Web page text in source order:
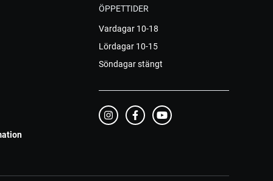
ÖPPETTIDER
Vardagar 10-18
Lördagar 10-15
Söndagar stängt